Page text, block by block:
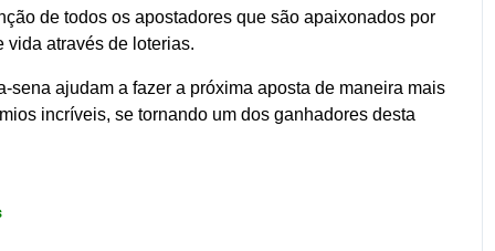
de todos os apostadores que são apaixonados por
vida através de loterias.
ajudam a fazer a próxima aposta de maneira mais
incríveis, se tornando um dos ganhadores desta